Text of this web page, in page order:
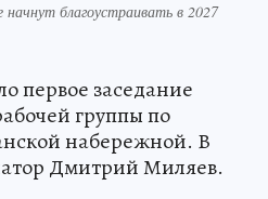
благоустраивать в 2027
первое заседание
группы по
набережной. В
Дмитрий Миляев.